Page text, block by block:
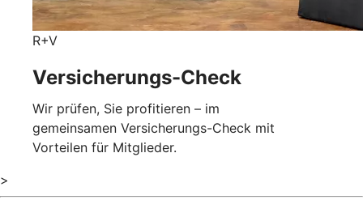
R+V
Versicherungs-Check
Wir prüfen, Sie profitieren – im
gemeinsamen Versicherungs-Check mit
Vorteilen für Mitglieder.
>